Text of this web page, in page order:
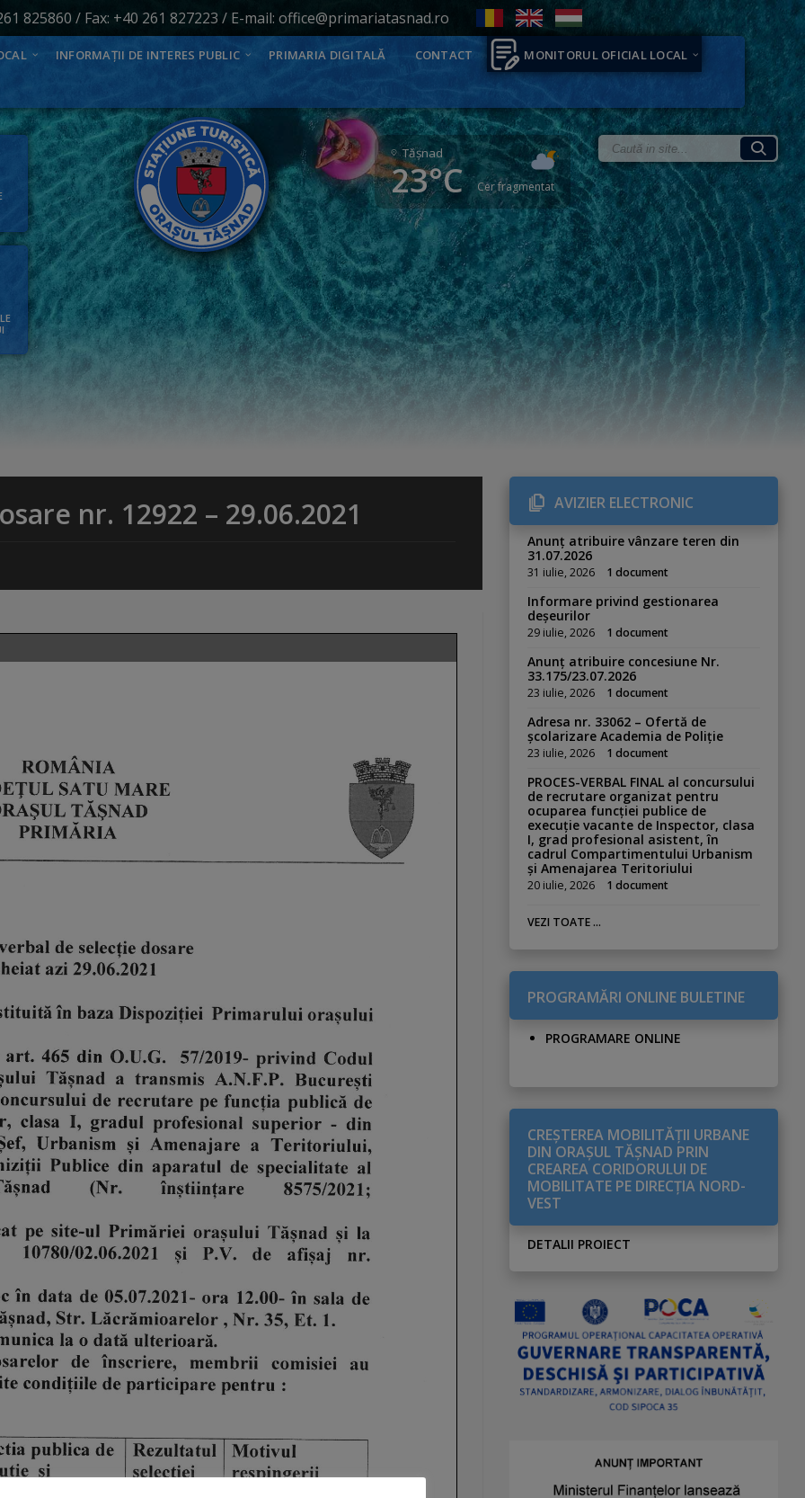
825860 / Fax: +40 261 827223 / E-mail: office@primariatasnad.ro
INFORMAȚII DE INTERES PUBLIC PRIMARIA DIGITALĂ CONTACT MONITORUL OFICIAL LOCAL
Tăşnad
23°C Cer fragmentat
nr. 12922 – 29.06.2021 AVIZIER ELECTRONIC
Anunț atribuire vânzare teren din
31.07.2026
31 iulie, 2026 1 document
Informare privind gestionarea
deșeurilor
29 iulie, 2026 1 document
Anunț atribuire concesiune Nr.
33.175/23.07.2026
23 iulie, 2026 1 document
Adresa nr. 33062 – Ofertă de
școlarizare Academia de Poliție
23 iulie, 2026 1 document
PROCES-VERBAL FINAL al concursului
de recrutare organizat pentru
ocuparea funcției publice de
execuție vacante de Inspector, clasa
I, grad profesional asistent, în
cadrul Compartimentului Urbanism
și Amenajarea Teritoriului
20 iulie, 2026 1 document
VEZI TOATE ...
PROGRAMĂRI ONLINE BULETINE
PROGRAMARE ONLINE
CREŞTEREA MOBILITĂŢII URBANE
DIN ORAŞUL TĂŞNAD PRIN
CREAREA CORIDORULUI DE
MOBILITATE PE DIRECŢIA NORD-
VEST
DETALII PROIECT